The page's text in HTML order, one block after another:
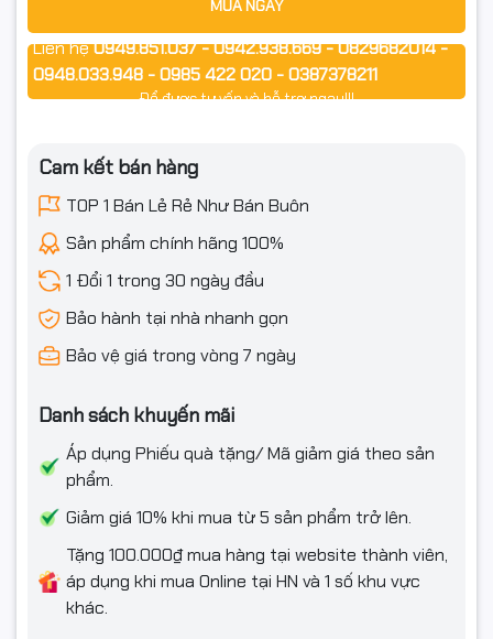
MUA NGAY
Liên hệ0949.851.037 - 0942.938.669 - 0829682014 -
0948.033.948 - 0985 422 020 - 0387378211
Để được tư vấn và hỗ trợ ngay!!!
Cam kết bán hàng
TOP 1 Bán Lẻ Rẻ Như Bán Buôn
Sản phẩm chính hãng 100%
1 Đổi 1 trong 30 ngày đầu
Bảo hành tại nhà nhanh gọn
Bảo vệ giá trong vòng 7 ngày
Danh sách khuyến mãi
Áp dụng Phiếu quà tặng/ Mã giảm giá theo sản
phẩm.
Giảm giá 10% khi mua từ 5 sản phẩm trở lên.
Tặng 100.000₫ mua hàng tại website thành viên,
áp dụng khi mua Online tại HN và 1 số khu vực
khác.
Dễ chuyển DPI tùy nhu cầu:
1200: dùng thường ngày
1600: thao tác nhanh, màn hình độ phân giải cao hơn
Bàn phím dùng pin AAA
dụng.
💻 Tương thích tốt
Dùng được với Windows, macOS, cắm đầu thu USB vào là
nhận – thích hợp cho máy bàn, laptop, máy POS, máy văn